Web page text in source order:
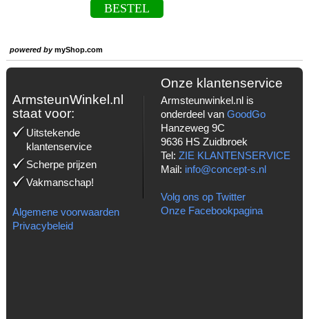
BESTEL
powered bymyShop.com
ArmsteunWinkel.nl
staat voor:
Uitstekende
klantenservice
Scherpe prijzen
Vakmanschap!
Algemene voorwaarden
Privacybeleid
Onze klantenservice
Armsteunwinkel.nl is
onderdeel van GoodGo
Hanzeweg 9C
9636 HS Zuidbroek
Tel: ZIE KLANTENSERVICE
Mail: info@concept-s.nl
Volg ons op Twitter
Onze Facebookpagina